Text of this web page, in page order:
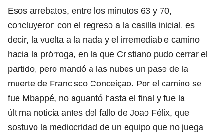
Esos arrebatos, entre los minutos 63 y 70,
concluyeron con el regreso a la casilla inicial, es
decir, la vuelta a la nada y el irremediable camino
hacia la prórroga, en la que Cristiano pudo cerrar el
partido, pero mandó a las nubes un pase de la
muerte de Francisco Conceiçao. Por el camino se
fue Mbappé, no aguantó hasta el final y fue la
última noticia antes del fallo de Joao Félix, que
sostuvo la mediocridad de un equipo que no juega